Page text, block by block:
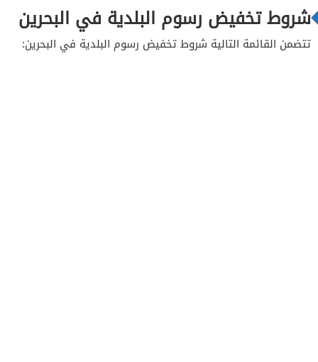
شروط تخفيض رسوم البلدية في البحرين
تتضمن القائمة التالية شروط تخفيض رسوم البلدية في البحرين: